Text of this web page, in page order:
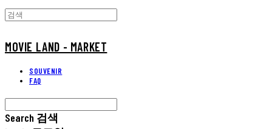
MOVIE LAND - MARKET
SOUVENIR
FAQ
Search 검색